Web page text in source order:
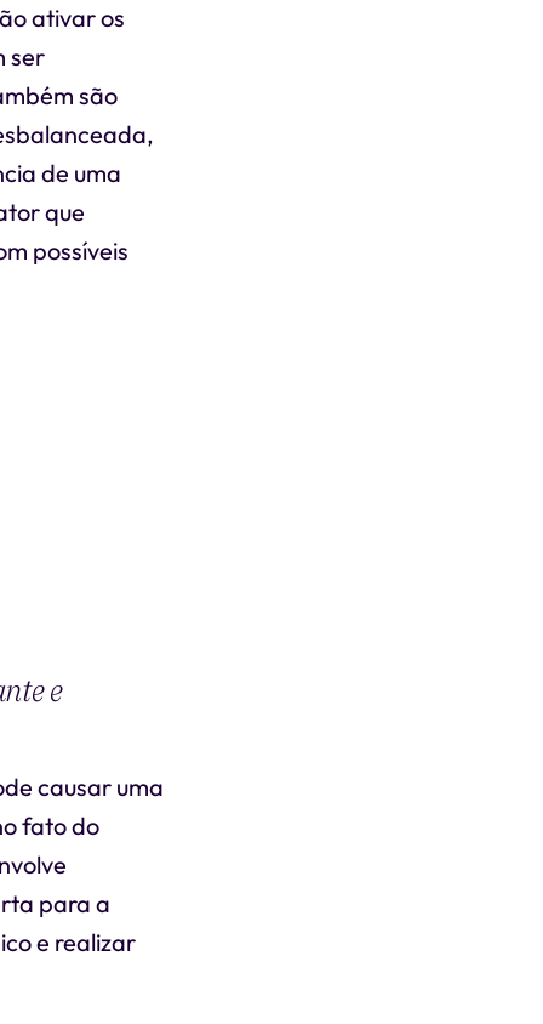
ativar os
ser
são
de uma
que
possíveis
e
causar uma
fato do
para a
e realizar